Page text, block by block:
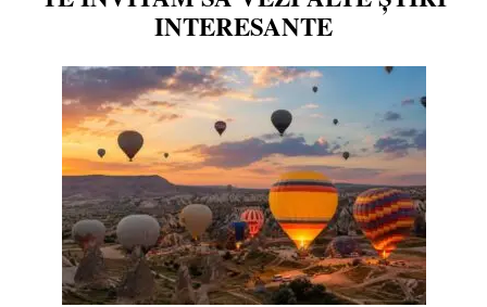
INTERESANTE